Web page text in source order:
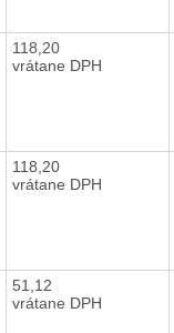
118,20
vrátane DPH
118,20
vrátane DPH
51,12
vrátane DPH